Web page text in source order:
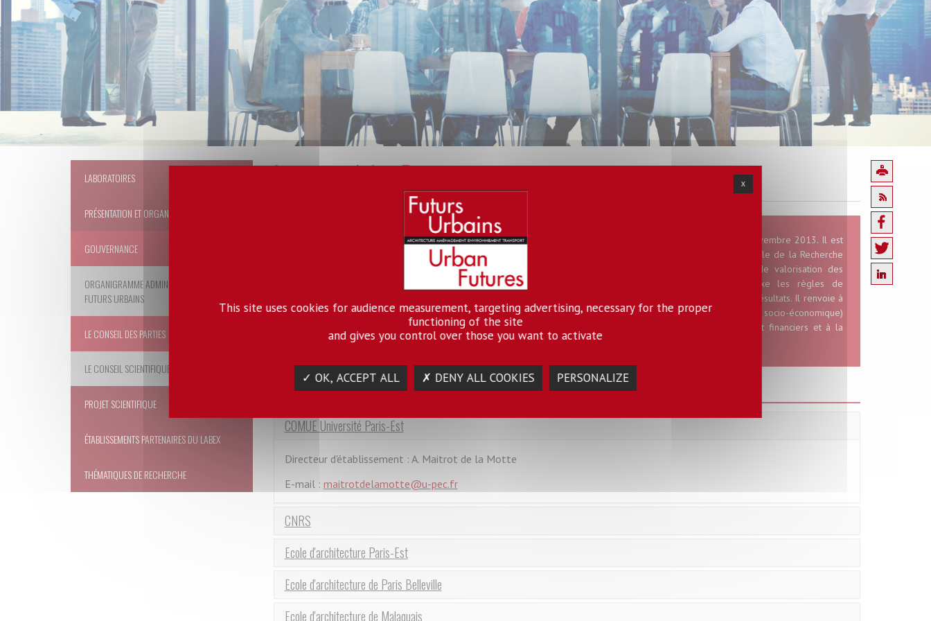
LABORATOIRES
PRÉSENTATION ET ORGANISATION
GOUVERNANCE
ORGANIGRAMME ADMINISTRATIF DU LABEX
FUTURS URBAINS
LE CONSEIL DES PARTIES
LE CONSEIL SCIENTIFIQUE
PROJET SCIENTIFIQUE
ÉTABLISSEMENTS PARTENAIRES DU LABEX
THÉMATIQUES DE RECHERCHE
Le conseil des Parties
Le Conseil des Partie est régi par l'accord de consortium pour la réalisation du LABEX Futurs Urbains du 4 novembre 2013. Il est
composés des représentants des établissements porteurs du LABEX et des représentants de l'Agence Nationale de la Recherche
qui se réunissent une fois par an. Cet accord de consortium a pour objet de préciser les modalités de valorisation des
connaissances nouvelles obtenues au terme des recherches effectuées dans le cadre du projet, fixe les règles de
dévolution/d'exploitation de propriété intellectuelle et définit le régime de publication et de diffusion desdits résultats. Il renvoie à
la convention attributive du 21 août 2012 n° ANR-10-LABX-84-01, ses annexes (scientifique, financière et impact socio-économique)
et ses éventuels avenants pour les dispositions relative à la répartition des tâches, des moyens humains et financiers et à la
gouvernance.
Les membres du Conseil des Parties
COMUE Université Paris-Est
Directeur d'établissement : A. Maitrot de la Motte
E-mail : maitrotdelamotte@u-pec.fr
CNRS
Ecole d'architecture Paris-Est
Ecole d'architecture de Paris Belleville
Ecole d'architecture de Malaquais
X
This site uses cookies for audience measurement, targeting advertising, necessary for the proper
functioning of the site
and gives you control over those you want to activate
✓ OK, ACCEPT ALL ✗ DENY ALL COOKIES PERSONALIZE